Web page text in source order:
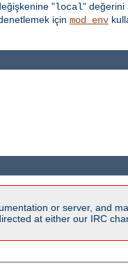
"local" değerini
için mod_env
or server, and
at either our IRC